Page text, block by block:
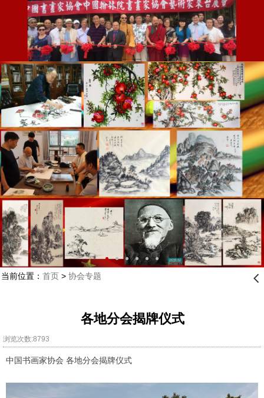
当前位置： 首页> 协会专题 󰊒
各地分会揭牌仪式
浏览次数:8793
中国书画家协会 各地分会揭牌仪式